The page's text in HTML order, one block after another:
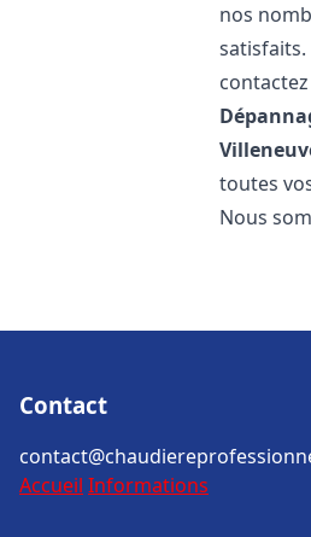
nos
toutes
Nous
Contact
Accueil Informations